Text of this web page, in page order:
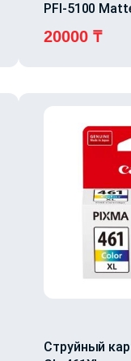
PFI-5100
20000 ₸
Струйный